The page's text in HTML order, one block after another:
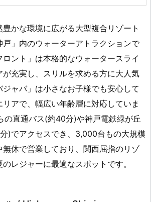
かな環境に広がる大型複合リゾート
戸」内のウォーターアトラクションで
ント」は本格的なウォータースライ
が充実し、スリルを求める方に大人気
ャバ」は小さなお子様でも安心して
アで、幅広い年齢層に対応していま
の直通バス(約40分)や神戸電鉄緑が丘
)でアクセスでき、3,000台もの大規模
休で営業しており、関西屈指のリゾ
レジャーに最適なスポットです。